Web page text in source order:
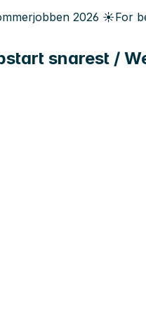
2026 ☀️For
snarest /